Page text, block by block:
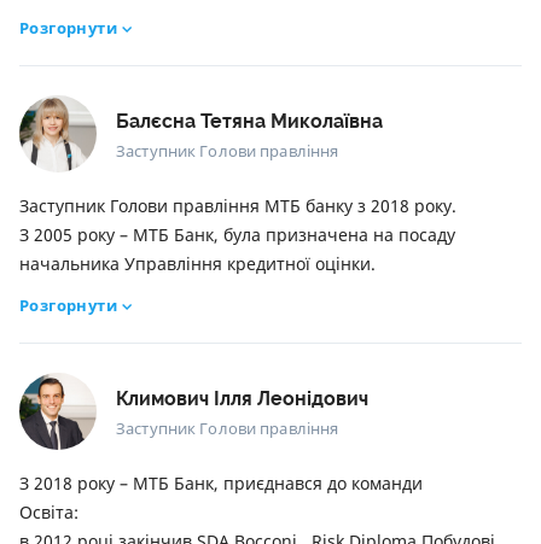
Освіта:
в 2008 році закінчив Conservatoire National des Arts et
Métiers, Франція – магістр бізнес-адміністрування;
в 1997 році закінчив Одеський державний економічний
університет, Україна – магістр економіки підприємства
Розгорнути
Балєсна Тетяна Миколаївна
Заступник Голови правління
Заступник Голови правління МТБ банку з 2018 року.
З 2005 року – МТБ Банк, була призначена на посаду
начальника Управління кредитної оцінки.
Освіта:
в 1997 році закінчила Одеський державний економічний
університет – магістр в області обліку і аудиту
Розгорнути
Климович Ілля Леонідович
Заступник Голови правління
З 2018 року – МТБ Банк, приєднався до команди
Освіта: